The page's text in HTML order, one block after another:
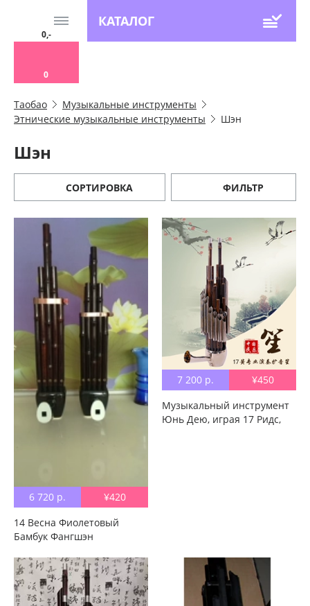
КАТАЛОГ
0,-
0
Таобао
Музыкальные инструменты
Этнические музыкальные инструменты
Шэн
Шэн
СОРТИРОВКА ФИЛЬТР
6 720 р.
¥420
14 Весна Фиолетовый
Бамбук Фангшэн
Профессиональный
спектакль Начинающий
производительность
7 200 р.
¥450
Музыкальный инструмент
Юнь Дею, играя 17 Ридс,